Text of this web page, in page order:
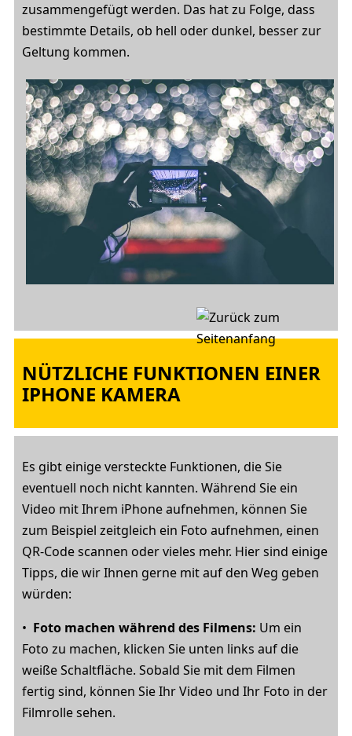
zusammengefügt werden. Das hat zu Folge, dass
bestimmte Details, ob hell oder dunkel, besser zur
Geltung kommen.
NÜTZLICHE FUNKTIONEN EINER
IPHONE KAMERA
Es gibt einige versteckte Funktionen, die Sie
eventuell noch nicht kannten. Während Sie ein
Video mit Ihrem iPhone aufnehmen, können Sie
zum Beispiel zeitgleich ein Foto aufnehmen, einen
QR-Code scannen oder vieles mehr. Hier sind einige
Tipps, die wir Ihnen gerne mit auf den Weg geben
würden:
• Foto machen während des Filmens: Um ein
Foto zu machen, klicken Sie unten links auf die
weiße Schaltfläche. Sobald Sie mit dem Filmen
fertig sind, können Sie Ihr Video und Ihr Foto in der
Filmrolle sehen.